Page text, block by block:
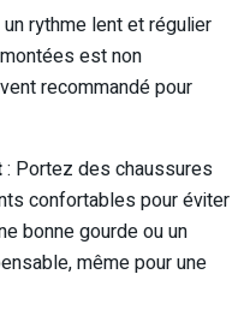
rythme lent et régulier
est non
recommandé pour
: Portez des chaussures
confortables pour éviter
bonne gourde ou un
même pour une